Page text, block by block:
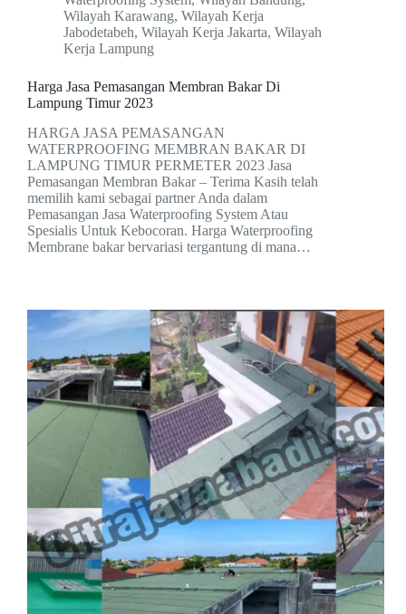
Wilayah Karawang, Wilayah Kerja
Jabodetabeh, Wilayah Kerja Jakarta, Wilayah
Kerja Lampung
Harga Jasa Pemasangan Membran Bakar Di
Lampung Timur 2023
HARGA JASA PEMASANGAN
WATERPROOFING MEMBRAN BAKAR DI
LAMPUNG TIMUR PERMETER 2023 Jasa
Pemasangan Membran Bakar – Terima Kasih telah
memilih kami sebagai partner Anda dalam
Pemasangan Jasa Waterproofing System Atau
Spesialis Untuk Kebocoran. Harga Waterproofing
Membrane bakar bervariasi tergantung di mana…